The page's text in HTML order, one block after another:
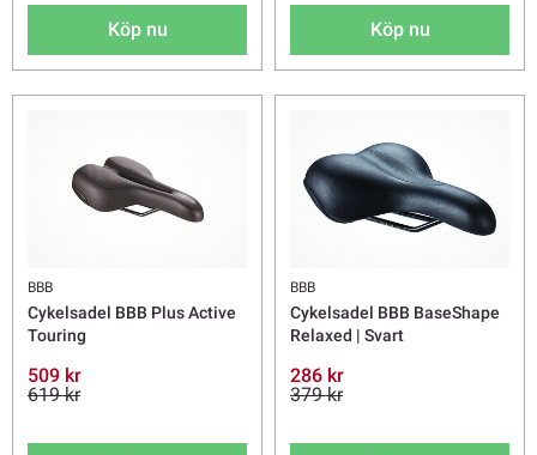
Köp nu Köp nu
BBB
Cykelsadel BBB Plus Active
Touring
509 kr
619 kr
BBB
Cykelsadel BBB BaseShape
Relaxed | Svart
286 kr
379 kr